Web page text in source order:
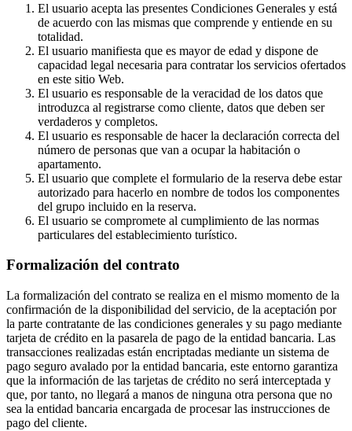
El usuario acepta las presentes Condiciones Generales y está
de acuerdo con las mismas que comprende y entiende en su
totalidad.
El usuario manifiesta que es mayor de edad y dispone de
capacidad legal necesaria para contratar los servicios ofertados
en este sitio Web.
El usuario es responsable de la veracidad de los datos que
introduzca al registrarse como cliente, datos que deben ser
verdaderos y completos.
El usuario es responsable de hacer la declaración correcta del
número de personas que van a ocupar la habitación o
apartamento.
El usuario que complete el formulario de la reserva debe estar
autorizado para hacerlo en nombre de todos los componentes
del grupo incluido en la reserva.
El usuario se compromete al cumplimiento de las normas
particulares del establecimiento turístico.
Formalización del contrato
La formalización del contrato se realiza en el mismo momento de la
confirmación de la disponibilidad del servicio, de la aceptación por
la parte contratante de las condiciones generales y su pago mediante
tarjeta de crédito en la pasarela de pago de la entidad bancaria. Las
transacciones realizadas están encriptadas mediante un sistema de
pago seguro avalado por la entidad bancaria, este entorno garantiza
que la información de las tarjetas de crédito no será interceptada y
que, por tanto, no llegará a manos de ninguna otra persona que no
sea la entidad bancaria encargada de procesar las instrucciones de
pago del cliente.